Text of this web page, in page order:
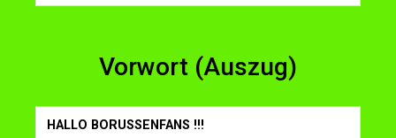
Vorwort (Auszug)
HALLO BORUSSENFANS !!!